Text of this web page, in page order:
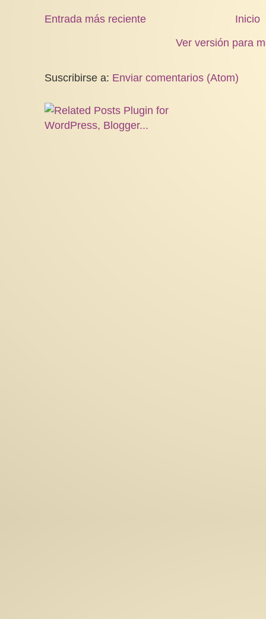
Entrada más reciente
Inicio
Ver versión para
Suscribirse a: Enviar comentarios (Atom)